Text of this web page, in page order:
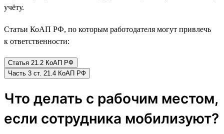
учёту.
Статьи КоАП РФ, по которым работодателя могут привлечь
к ответственности:
Статья 21.2 КоАП РФ
Часть 3 ст. 21.4 КоАП РФ
Что делать с рабочим местом,
если сотрудника мобилизуют?